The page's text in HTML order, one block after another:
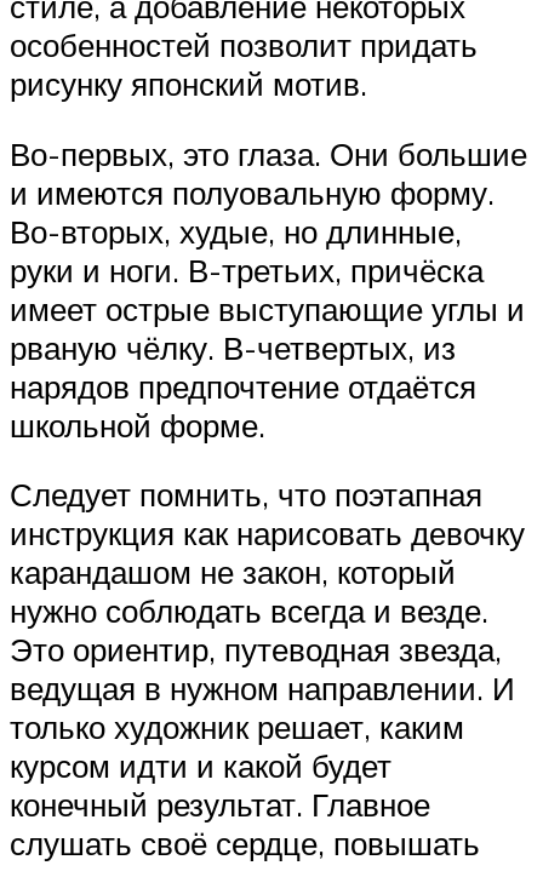
особенностей позволит придать
рисунку японский мотив.
Во-первых, это глаза. Они большие
и имеются полуовальную форму.
Во-вторых, худые, но длинные,
руки и ноги. В-третьих, причёска
имеет острые выступающие углы и
рваную чёлку. В-четвертых, из
нарядов предпочтение отдаётся
школьной форме.
Следует помнить, что поэтапная
инструкция как нарисовать девочку
карандашом не закон, который
нужно соблюдать всегда и везде.
Это ориентир, путеводная звезда,
ведущая в нужном направлении. И
только художник решает, каким
курсом идти и какой будет
конечный результат. Главное
слушать своё сердце, повышать